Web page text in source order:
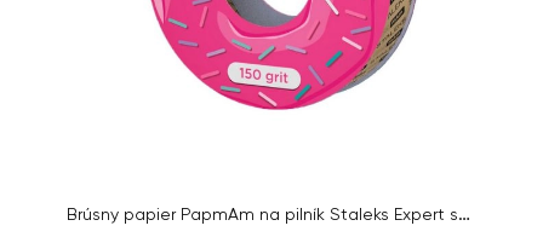
Brúsny papier PapmAm na pilník Staleks Expert so zrnitosťou 150, 7 m